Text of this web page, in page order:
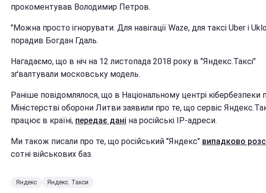
прокоментував Володимир Петров.
"Можна просто ігнорувати. Для навігації Waze, для таксі Uber і
порадив Богдан Гдаль.
Нагадаємо, що в ніч на 12 листопада 2018 року в "Яндекс.Таксі"
зґвалтували московську модель.
Раніше повідомлялося, що в Національному центрі кібербезпеки
Міністерстві оборони Литви заявили про те, що сервіс
працює в країні, передає дані на російські IP-адреси.
Ми також писали про те, що російський "Яндекс" випадково
сотні військових баз.
Яндекс Яндекс. Такси